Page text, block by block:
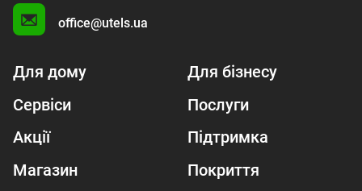
office@utels.ua
Для дому
Для бізнесу
Сервіси
Послуги
Акції
Підтримка
Магазин
Покриття